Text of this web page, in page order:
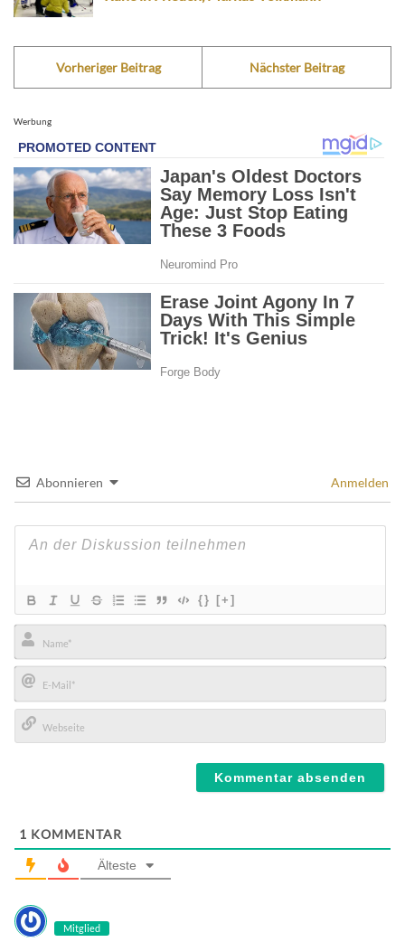
Vorheriger Beitrag Nächster Beitrag
Werbung
Abonnieren Anmelden
{} [+]
Name*
E-
Mail*
1 KOMMENTAR
Älteste
Mitglied